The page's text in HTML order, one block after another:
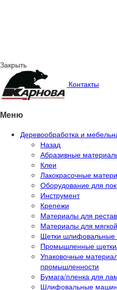
Закрыть
Контакты
Меню
Деревообработка и
Назад
Абразивные
Клеи
Лакокрасочные
Оборудование для
Инструмент
Крепежи
Материалы для
Материалы для
Щетки шлифовальные
Промышленные
Упаковочные
промышленности
Бумага/пленка для
Шлифовальные